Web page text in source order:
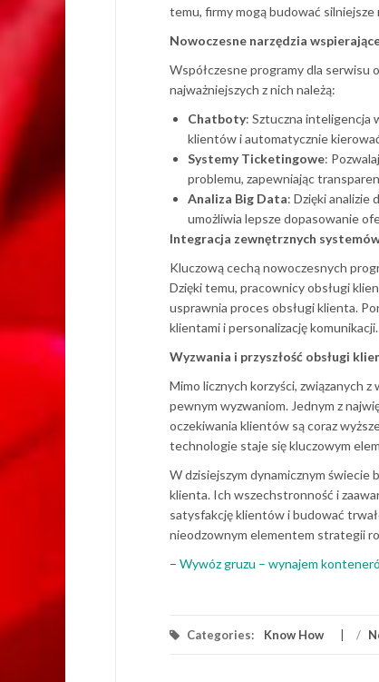
temu, firmy mogą budować silniejsze
Nowoczesne narzędzia
Współczesne programy dla serwisu
najważniejszych z nich należą:
Chatboty: Sztuczna inteligencja
klientów i automatycznie
Systemy Ticketingowe:
problemu, zapewniając
Analiza Big Data: Dzięki
umożliwia lepsze dopasowanie
Integracja zewnętrznych
Kluczową cechą nowoczesnych
Dzięki temu, pracownicy obsługi
usprawnia proces obsługi klienta.
klientami i personalizację komunikacji.
Wyzwania i przyszłość obsługi
Mimo licznych korzyści, związanych
pewnym wyzwaniom. Jednym z
oczekiwania klientów są coraz
technologie staje się kluczowym
W dzisiejszym dynamicznym świecie
klienta. Ich wszechstronność i
satysfakcję klientów i budować
nieodzownym elementem strategii
– Wywóz gruzu – wynajem
Categories: Know How /